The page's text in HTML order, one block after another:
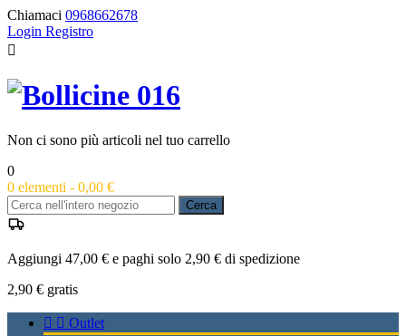
Chiamaci 0968662678
Login Registro

Non ci sono più articoli nel tuo carrello
0
0 elementi - 0,00 €
Cerca
Aggiungi 47,00 € e paghi solo 2,90 € di spedizione
2,90 € gratis
  Outlet